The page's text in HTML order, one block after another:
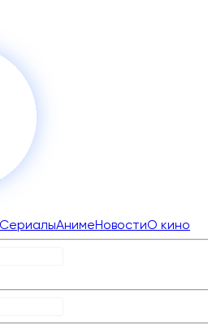
СериалыАнимеНовостиО кино